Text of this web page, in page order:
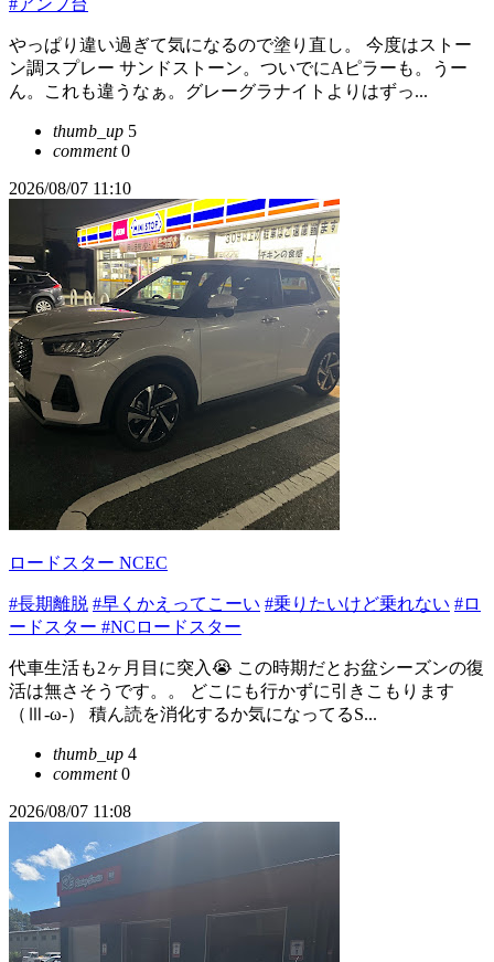
やっぱり違い過ぎて気になるので塗り直し。 今度はストー
ン調スプレー サンドストーン。ついでにAピラーも。うー
ん。これも違うなぁ。グレーグラナイトよりはずっ...
thumb_up 5
comment0
2026/08/07 11:10
ロードスター NCEC
#長期離脱 #早くかえってこーい #乗りたいけど乗れない #ロ
ードスター #NCロードスター
代車生活も2ヶ月目に突入😭 この時期だとお盆シーズンの復
活は無さそうです。。 どこにも行かずに引きこもります
（Ⅲ-ω-） 積ん読を消化するか気になってるS...
thumb_up 4
comment0
2026/08/07 11:08